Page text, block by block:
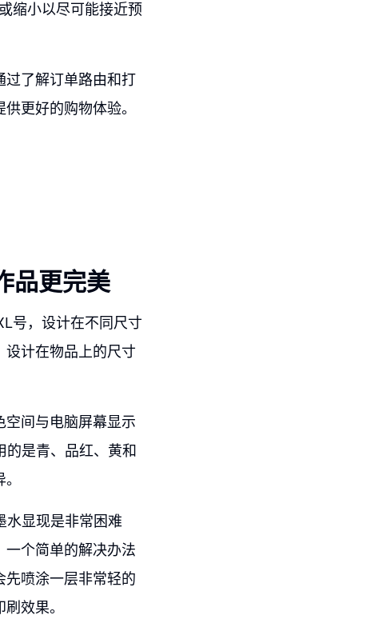
缩小以尽可能接近预
过了解订单路由和打
更好的购物体验。
品更完美
号，设计在不同尺寸
设计在物品上的尺寸
空间与电脑屏幕显示
的是青、品红、黄和
水显现是非常困难
一个简单的解决办法
先喷涂一层非常轻的
效果。